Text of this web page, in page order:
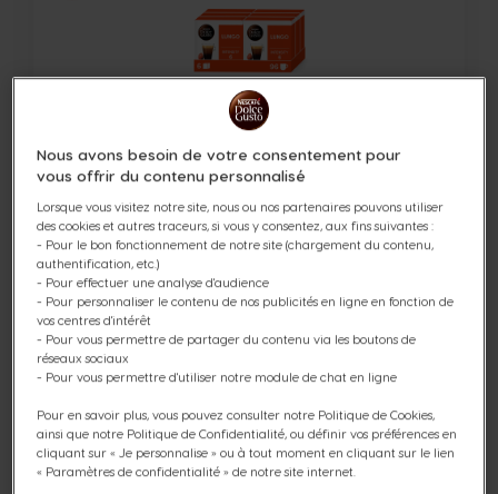
Café long Lungo pack avantages 96
capsules
Capsules: x96
Icône capsules
Équilibré et torréfié
Prix normal
34,92 €
32,46 €
Diminuer
Quantité
Nous avons besoin de votre consentement pour
vous offrir du contenu personnalisé
Lorsque vous visitez notre site, nous ou nos partenaires pouvons utiliser
des cookies et autres traceurs, si vous y consentez, aux fins suivantes :
- Pour le bon fonctionnement de notre site (chargement du contenu,
authentification, etc.)
- Pour effectuer une analyse d'audience
- Pour personnaliser le contenu de nos publicités en ligne en fonction de
vos centres d'intérêt
- Pour vous permettre de partager du contenu via les boutons de
réseaux sociaux
- Pour vous permettre d'utiliser notre module de chat en ligne
Pour en savoir plus, vous pouvez consulter notre Politique de Cookies,
ainsi que notre Politique de Confidentialité, ou définir vos préférences en
cliquant sur « Je personnalise » ou à tout moment en cliquant sur le lien
« Paramètres de confidentialité » de notre site internet.